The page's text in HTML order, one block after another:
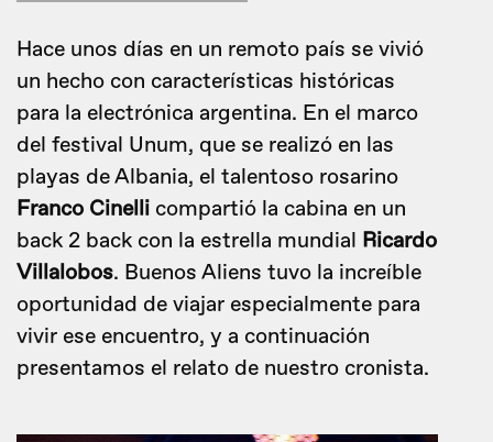
Hace unos días en un remoto país se vivió
un hecho con características históricas
para la electrónica argentina. En el marco
del festival Unum, que se realizó en las
playas de Albania, el talentoso rosarino
Franco Cinelli compartió la cabina en un
back 2 back con la estrella mundial Ricardo
Villalobos. Buenos Aliens tuvo la increíble
oportunidad de viajar especialmente para
vivir ese encuentro, y a continuación
presentamos el relato de nuestro cronista.